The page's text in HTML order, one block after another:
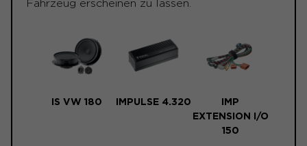
Fahrzeug erscheinen zu lassen.
IS VW 180 IMPULSE 4.320
IMP
EXTENSION I/O
150